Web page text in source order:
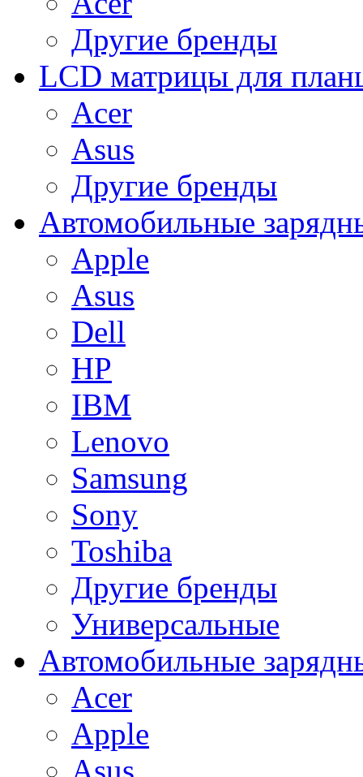
Другие бренды
LCD матрицы для
Acer
Asus
Другие бренды
Автомобильные
Apple
Asus
Dell
HP
IBM
Lenovo
Samsung
Sony
Toshiba
Другие бренды
Универсальные
Автомобильные
Acer
Apple
Asus